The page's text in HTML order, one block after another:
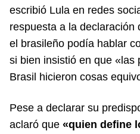
escribió Lula en redes
respuesta a la declaración
el brasileño podía hablar
si bien insistió en que «las
Brasil hicieron cosas
Pese a declarar su
aclaró que «quien define